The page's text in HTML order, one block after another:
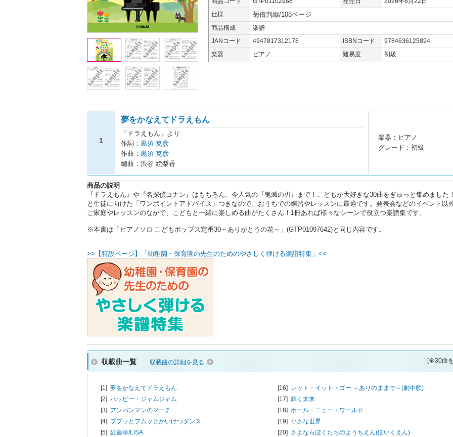
仕様
菊倍判縦/108ページ
商品構成
楽譜
JANコード
4947817312178 ISBNコード
9784636125894
楽器
ピアノ 難易度 初級
1
夢をかなえてドラえもん
「ドラえもん」より
作詞： 黒須 克彦
作曲： 黒須 克彦
編曲：渋谷 絵梨香
楽器：ピアノ
グレード：初級
商品の説明
『ドラえもん』や『名探偵コナン』はもちろん、今人気の『鬼滅の刃』まで！こどもが大好きな30曲をぎゅっと集めました
と生徒に向けた「ワンポイントアドバイス」つきなので、おうちでの練習やレッスンに最適です。発表会などのイベント以
ご家庭やレッスンのなかで、こどもと一緒に楽しめる曲がたくさん！1冊あれば様々なシーンで役立つ楽譜集です。
※本書は「ピアノソロ こどもポップス定番30～ありがとうの花～」(GTP01097642)と同じ内容です。
>>【特設ページ】「幼稚園・保育園の先生のためのやさしく弾ける楽譜特集」<<
収載曲一覧 収載曲の詳細を見る [全30曲
[1] 夢をかなえてドラえもん
[2] ハッピー・ジャムジャム
[3] アンパンマンのマーチ
[4] ププッとフムッとかいけつダンス
[5] 紅蓮華/LiSA
[16] レット・イット・ゴー ～ありのままで～(劇中歌)
[17] 輝く未来
[18] ホール・ニュー・ワールド
[19] 小さな世界
[20] さよならぼくたちのようちえん(ほいくえん)